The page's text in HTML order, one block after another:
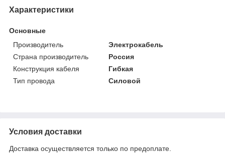
Характеристики
Основные
Производитель
Электрокабель
Страна производитель
Россия
Конструкция кабеля
Гибкая
Тип провода
Силовой
Условия доставки
Доставка осуществляется только по предоплате.